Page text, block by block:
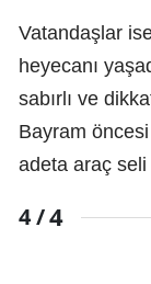
Vatandaşlar
heyecanı
sabırlı ve
Bayram
adeta araç
4 /4